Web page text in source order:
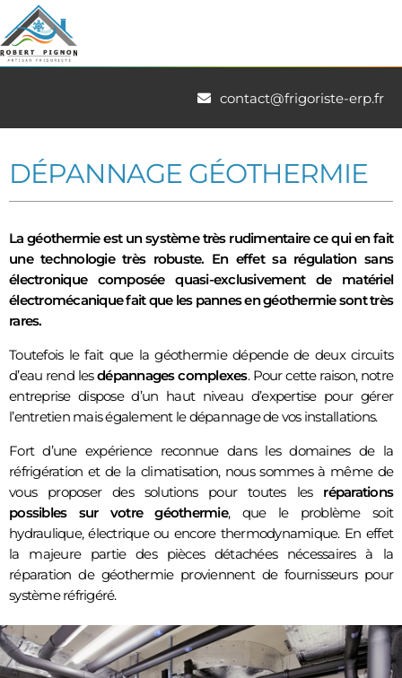
contact@frigoriste-erp.fr
DÉPANNAGE GÉOTHERMIE
La géothermie est un système très rudimentaire ce qui en fait
une technologie très robuste. En effet sa régulation sans
électronique composée quasi-exclusivement de matériel
électromécanique fait que les pannes en géothermie sont très
rares.
Toutefois le fait que la géothermie dépende de deux circuits
d’eau rend lesdépannages complexes. Pour cette raison, notre
entreprise dispose d’un haut niveau d’expertise pour gérer
l’entretien mais également le dépannage de vos installations.
Fort d’une expérience reconnue dans les domaines de la
réfrigération et de la climatisation, nous sommes à même de
vous proposer des solutions pour toutes les réparations
possibles sur votre géothermie, que le problème soit
hydraulique, électrique ou encore thermodynamique. En effet
la majeure partie des pièces détachées nécessaires à la
réparation de géothermie proviennent de fournisseurs pour
système réfrigéré.